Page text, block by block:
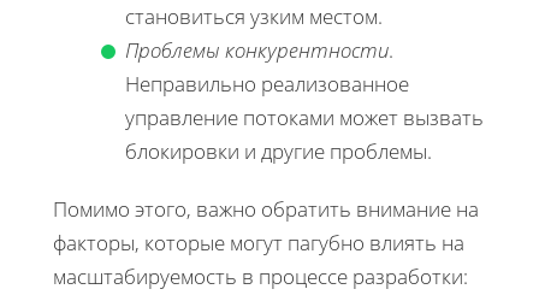
становиться узким местом.
Проблемы конкурентности.
Неправильно реализованное
управление потоками может вызвать
блокировки и другие проблемы.
Помимо этого, важно обратить внимание на
факторы, которые могут пагубно влиять на
масштабируемость в процессе разработки: